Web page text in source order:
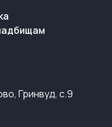
Гринвуд, с.9